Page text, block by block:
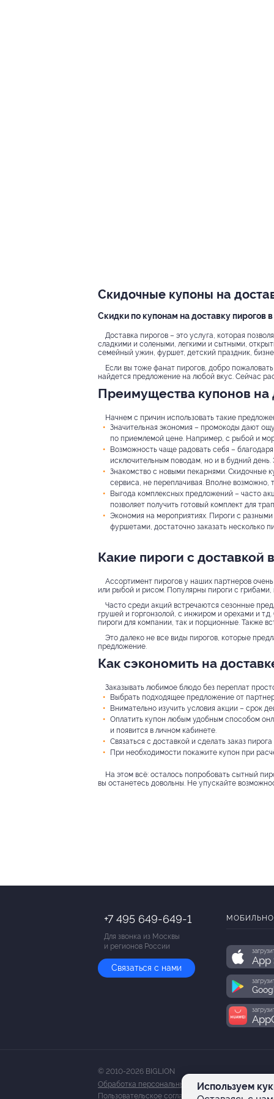
Скидочные купоны на
Скидки по купонам на доставку пирогов
Доставка пирогов – это услуга, которая
сладкими и солеными, легкими и сытными,
семейный ужин, фуршет, детский праздник,
Если вы тоже фанат пирогов, добро
найдется предложение на любой вкус. Сейчас
Преимущества купонов на
Начнем с причин использовать такие
Значительная экономия – промокоды дают
по приемлемой цене. Например, с рыбой и
Возможность чаще радовать себя –
исключительным поводам, но и в будний
Знакомство с новыми пекарнями. Скидочные
сервиса, не переплачивая. Вполне возможно,
Выгода комплексных предложений – часто
позволяет получить готовый комплект для
Экономия на мероприятиях. Пироги с
фуршетами, достаточно заказать несколько
Какие пироги с доставкой
Ассортимент пирогов у наших партнеров
или рыбой и рисом. Популярны пироги с
Часто среди акций встречаются сезонные
грушей и горгонзолой, с инжиром и орехами и
пироги для компании, так и порционные. Также
Это далеко не все виды пирогов, которые
предложение.
Как сэкономить на
Заказывать любимое блюдо без переплат
Выбрать подходящее предложение от
Внимательно изучить условия акции – срок
Оплатить купон любым удобным способом
и появится в личном кабинете.
Связаться с доставкой и сделать заказ
При необходимости покажите купон при
На этом всё: осталось попробовать сытный
вы останетесь довольны. Не упускайте
Используем
+7 495 649-649-1
Для звонка из Москвы
и регионов России
Связаться с нами
App
© 2010-2026 BIGLION
Обработка персональных данных
Пользовательское соглашение